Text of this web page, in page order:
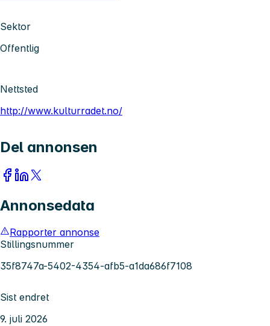
Sektor
Offentlig
Nettsted
http://www.kulturradet.no/
Del annonsen
Annonsedata
Rapporter annonse
Stillingsnummer
35f8747a-5402-4354-afb5-a1da686f7108
Sist endret
9. juli 2026